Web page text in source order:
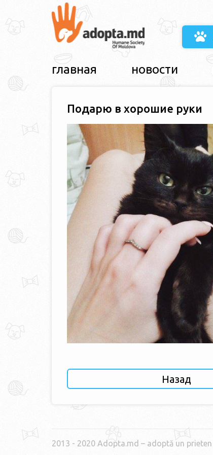
главная новости
Подарю в хорошие руки
Назад
2013 - 2020 Adopta.md – adoptă un prieten